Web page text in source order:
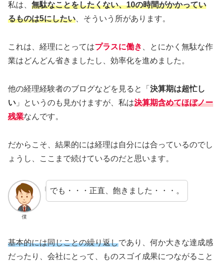
私は、 無駄なことをしたくない、10の時間がかかってい
るものは5にしたい 、そういう所があります。
これは、経理にとってはプラスに働き
、とにかく無駄な作
業はどんどん省きましたし、効率化を進めました。
他の経理経験者のブログなどを見ると「 決算期は超忙し
い 」というのも見かけますが、私は決算期含めてほぼノー
残業なんです。
だからこそ、結果的には経理は自分には合っているのでし
ょうし、ここまで続けているのだと思います。
僕
でも・・・正直、飽きました・・・。
基本的には同じことの繰り返しであり、何か大きな達成感
だったり、会社にとって、ものスゴイ成果につながること